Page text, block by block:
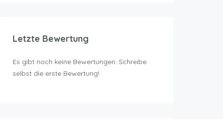
Letzte Bewertung
Es gibt noch keine Bewertungen. Schreibe
selbst die erste Bewertung!